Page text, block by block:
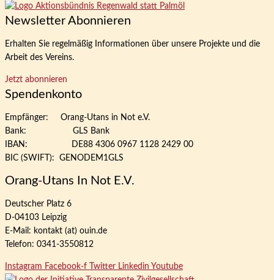
Newsletter Abonnieren
Erhalten Sie regelmäßig Informationen über unsere Projekte und die
Arbeit des Vereins.
Jetzt abonnieren
Spendenkonto
Empfänger: Orang-Utans in Not e.V.
Bank: GLS Bank
IBAN: DE88 4306 0967 1128 2429 00
BIC (SWIFT): GENODEM1GLS
Orang-Utans In Not E.V.
Deutscher Platz 6
D-04103 Leipzig
E-Mail: kontakt (at) ouin.de
Telefon: 0341-3550812
Instagram Facebook-f Twitter Linkedin Youtube